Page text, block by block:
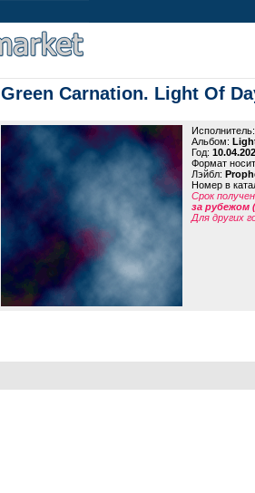
Green Carnation. Light Of
Исполнитель:
Альбом:
Год:
Формат
Лэйбл:
Номер в
Срок
за рубежом
Для других